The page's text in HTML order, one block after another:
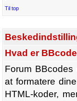
Til top
Hvad er
Forum
at formatere
HTML-koder,